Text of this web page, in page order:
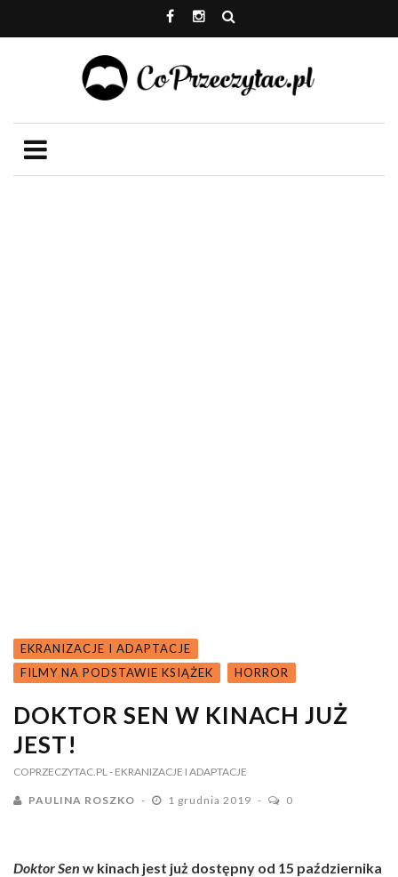
EKRANIZACJE I ADAPTACJE
FILMY NA PODSTAWIE KSIĄŻEK
HORROR
DOKTOR SEN W KINACH JUŻ
JEST!
COPRZECZYTAC.PL - EKRANIZACJE I ADAPTACJE
PAULINA ROSZKO 1 grudnia 2019 0
Doktor Sen w kinach jest już dostępny od 15 października